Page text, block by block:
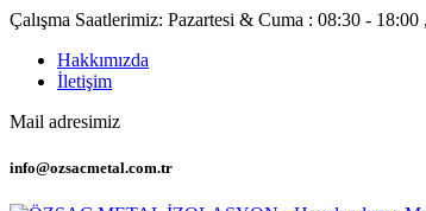
Çalışma Saatlerimiz: Pazartesi & Cuma : 08:30 -
Hakkımızda
İletişim
Mail adresimiz
info@ozsacmetal.com.tr